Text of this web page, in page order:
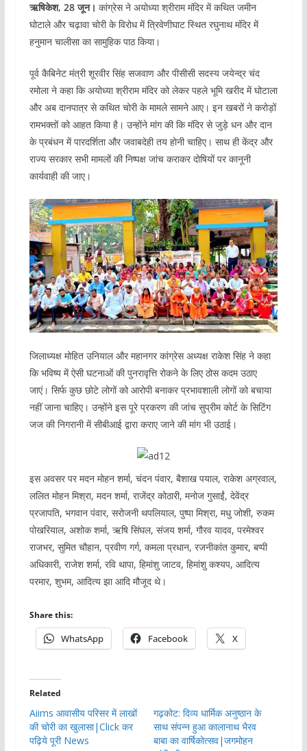
ऋषिकेश, 28 जून। कांग्रेस ने अयोध्या श्रीराम मंदिर में कथित जमीन
घोटाले और चढ़ावा चोरी के विरोध में त्रिवेणीघाट स्थित रघुनाथ मंदिर में
हनुमान चालीसा का सामुहिक पाठ किया।
पूर्व कैबिनेट मंत्री शूरवीर सिंह सजवाण और पीसीसी सदस्य जयेन्द्र चंद
रमोला ने कहा कि अयोध्या श्रीराम मंदिर को लेकर पहले भूमि खरीद में घोटाला
और अब दानपात्र से कथित चोरी के मामले सामने आए। इन खबरों ने करोड़ों
रामभक्तों को आहत किया है। उन्होंने मांग की कि मंदिर से जुड़े धन और दान
के प्रबंधन में पारदर्शिता और जवाबदेही तय होनी चाहिए। साथ ही केंद्र और
राज्य सरकार सभी मामलों की निष्पक्ष जांच कराकर दोषियों पर कानूनी
कार्यवाही की जाए।
जिलाध्यक्ष मोहित उनियाल और महानगर कांग्रेस अध्यक्ष राकेश सिंह ने कहा
कि भविष्य में ऐसी घटनाओं की पुनरावृत्ति रोकने के लिए ठोस कदम उठाए
जाएं। सिर्फ कुछ छोटे लोगों को आरोपी बनाकर प्रभावशाली लोगों को बचाया
नहीं जाना चाहिए। उन्होंने इस पूरे प्रकरण की जांच सुप्रीम कोर्ट के सिटिंग
जज की निगरानी में सीबीआई द्वारा कराए जाने की मांग भी उठाई।
इस अवसर पर मदन मोहन शर्मा, चंदन पंवार, बैशाख पयाल, राकेश अग्रवाल,
ललित मोहन मिश्रा, मदन शर्मा, राजेंद्र कोठारी, मनोज गुसाईं, देवेंद्र
प्रजापति, भगवान पंवार, सरोजनी थपलियाल, पुष्पा मिश्रा, मधु जोशी, रुकम
पोखरियाल, अशोक शर्मा, ऋषि सिंघल, संजय शर्मा, गौरव यादव, परमेश्वर
राजभर, सुमित चौहान, प्रवीण गर्ग, कमला प्रधान, रजनीकांत कुमार, बप्पी
अधिकारी, राजेश शर्मा, रवि थापा, हिमांशु जाटव, हिमांशु कश्यप, आदित्य
परमार, शुभम, आदित्य झा आदि मौजूद थे।
Share this:
WhatsApp Facebook X
Related
Aiims आवासीय परिसर में लाखों
की चोरी का खुलासा|Click कर
पढ़िये पूरी News
गढ़कोट: दिव्य धार्मिक अनुष्ठान के
साथ संपन्न हुआ कालानाथ भैरव
बाबा का वार्षिकोत्सव|जगमोहन